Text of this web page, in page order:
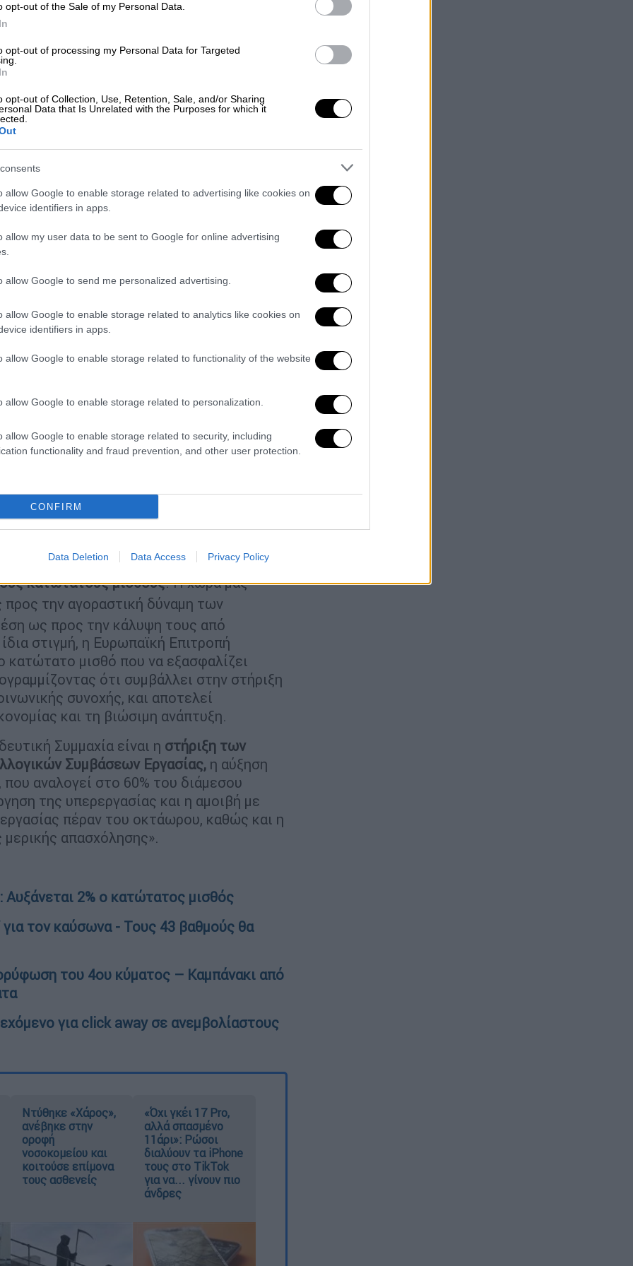
opt-out of the Sale of my Personal Data.
opt-out of processing my Personal Data for Targeted
opt-out of Collection, Use, Retention, Sale, and/or Sharing
Data that Is Unrelated with the Purposes for which it
allow Google to enable storage related to advertising like cookies on
identifiers in apps.
allow my user data to be sent to Google for online advertising
allow Google to send me personalized advertising.
allow Google to enable storage related to analytics like cookies on
identifiers in apps.
allow Google to enable storage related to functionality of the website
allow Google to enable storage related to personalization.
allow Google to enable storage related to security, including
functionality and fraud prevention, and other user protection.
CONFIRM
Data Deletion Data Access Privacy Policy
της, η Μαριζίλα
παγωμένο τον κατώτατο
της δεσμεύσεις, αποφάσισε σήμερα μία
δεν εξάντλησε ούτε καν τα περιθώρια
Επιτροπής Εμπειρογνωμόνων. Η
μισθού, δηλαδή μικτή αύξηση του
και προσβολή των εργαζομένων!Σε μία
της συνολικής κυβερνητικής
υφίστανται δραματική μείωση αποδοχών,
των Συλλογικών Συμβάσεων
ασφαλισμένοι και φορολογούμενοι, και
της Επικουρικής Ασφάλισης.
και την ακρίβεια και με δυσκολία πλέον
, θυμούνται ότι η ΝΔ ως αντιπολίτευση το
μισθού από τη κυβέρνηση του
και η Λετονία είναι
οι μόνες
κατώτατους μισθούς. Η χώρα μας
την αγοραστική δύναμη των
ως προς την κάλυψη τους από
στιγμή, η Ευρωπαϊκή Επιτροπή
κατώτατο μισθό που να εξασφαλίζει
ότι συμβάλλει στην στήριξη
συνοχής, και αποτελεί
και τη βιώσιμη ανάπτυξη.
Συμμαχία είναι η στήριξη των
Συμβάσεων Εργασίας, η αύξηση
αναλογεί στο 60% του διάμεσου
της υπερεργασίας και η αμοιβή με
πέραν του οκτάωρου, καθώς και η
απασχόλησης».
2% ο κατώτατος μισθός
τον καύσωνα - Τους 43 βαθμούς θα
του 4ου κύματος – Καμπάνακι από
για click away σε ανεμβολίαστους
Ντύθηκε «Χάρος»,
ανέβηκε στην
οροφή
νοσοκομείου και
κοιτούσε επίμονα
τους ασθενείς
«Όχι γκέι 17 Pro,
αλλά σπασμένο
11άρι»: Ρώσοι
διαλύουν τα iPhone
τους στο TikTok
για να... γίνουν πιο
άνδρες